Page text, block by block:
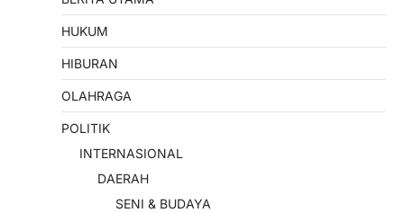
HUKUM
HIBURAN
OLAHRAGA
POLITIK
INTERNASIONAL
DAERAH
SENI & BUDAYA